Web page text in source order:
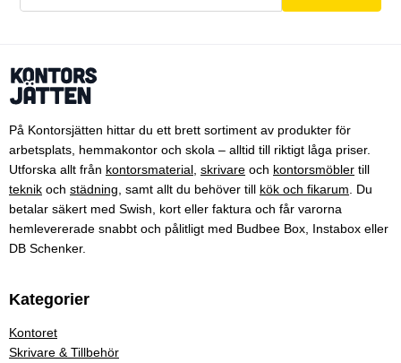
På Kontorsjätten hittar du ett brett sortiment av produkter för
arbetsplats, hemmakontor och skola – alltid till riktigt låga priser.
Utforska allt från kontorsmaterial skrivare och kontorsmöbler till
teknik och städning , samt allt du behöver till kök och fikarum . Du
betalar säkert med Swish, kort eller faktura och får varorna
hemlevererade snabbt och pålitligt med Budbee Box, Instabox eller
DB Schenker.
Kategorier
Kontoret
Skrivare & Tillbehör